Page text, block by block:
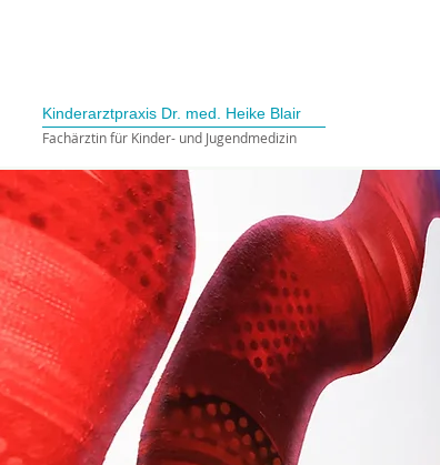
Kinderarztpraxis Dr. med. Heike Blair
Fachärztin für Kinder- und Jugendmedizin